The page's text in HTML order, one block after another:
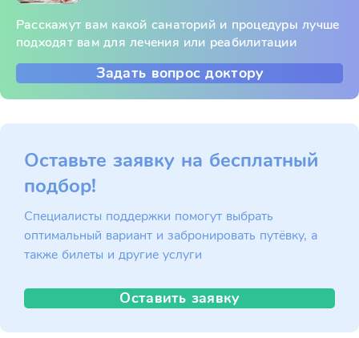
Расскажут вам какой санаторий и процедуры лучше
подходят вам для лечения или реабилитации
Задать вопрос доктору
Оставьте заявку на бесплатный
подбор!
Специалисты поддержки помогут выбрать
оптимальный вариант и забронировать путёвку, а
также билеты и другие услуги
Оставить заявку